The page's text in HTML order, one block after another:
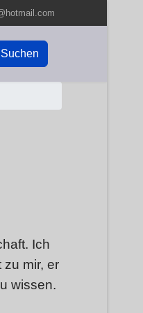
Suchen
Ich
mir, er
wissen.